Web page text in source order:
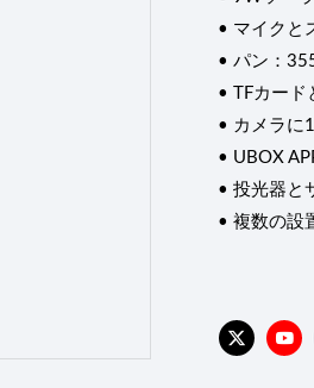
• マイクと
• パン：
• TFカード
• カメラに
• UBOX
• 投光器と
• 複数の設